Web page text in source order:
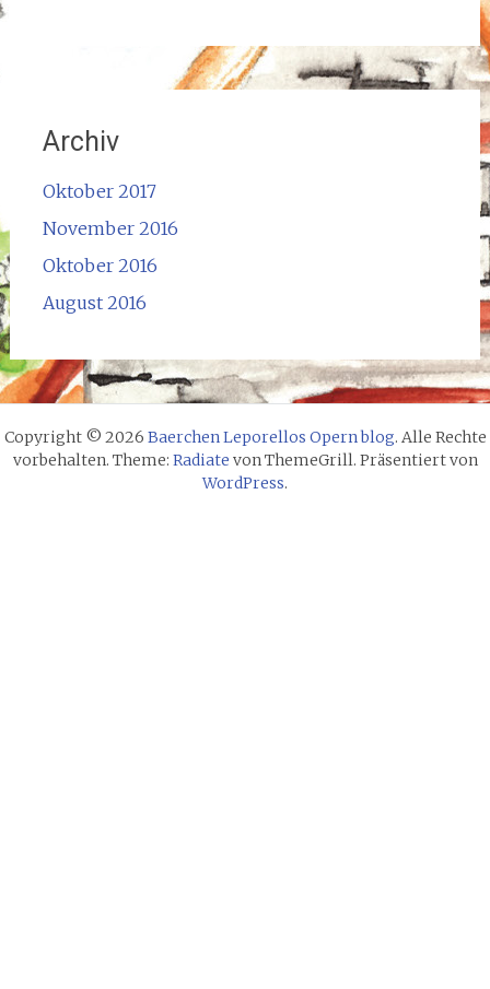
Archiv
Oktober 2017
November 2016
Oktober 2016
August 2016
Copyright © 2026 Baerchen Leporellos Opern blog. Alle Rechte
vorbehalten. Theme: Radiate von ThemeGrill. Präsentiert von
WordPress.